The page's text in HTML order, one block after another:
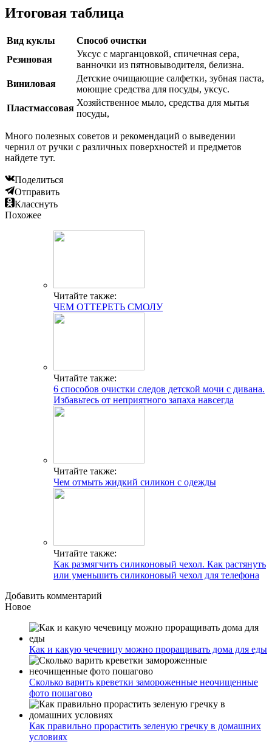
Итоговая таблица
Вид куклы
Способ очистки
Резиновая
Уксус с марганцовкой, спичечная сера,
ванночки из пятновыводителя, белизна.
Виниловая
Детские очищающие салфетки, зубная паста,
моющие средства для посуды, уксус.
Пластмассовая
Хозяйственное мыло, средства для мытья
посуды,
Много полезных советов и рекомендаций о выведении
чернил от ручки с различных поверхностей и предметов
найдете тут.
Поделиться
Отправить
Класснуть
Похожее
Читайте также:
ЧЕМ ОТТЕРЕТЬ СМОЛУ
Читайте также:
6 способов очистки следов детской мочи с дивана.
Избавьтесь от неприятного запаха навсегда
Читайте также:
Чем отмыть жидкий силикон с одежды
Читайте также:
Как размягчить силиконовый чехол. Как растянуть
или уменьшить силиконовый чехол для телефона
Добавить комментарий
Новое
Как и какую чечевицу можно проращивать дома для еды
Сколько варить креветки замороженные неочищенные
фото пошагово
Как правильно прорастить зеленую гречку в домашних
условиях